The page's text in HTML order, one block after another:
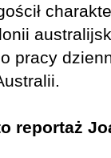
pracy
reportaż